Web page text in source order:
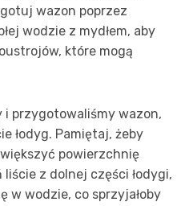
wazon poprzez
wodzie z mydłem, aby
które mogą
i przygotowaliśmy wazon,
łodyg. Pamiętaj, żeby
powierzchnię
liście z dolnej części łodygi,
w wodzie, co sprzyjałoby